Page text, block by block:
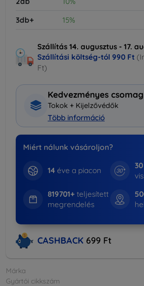
3db+
15%
Szállítás 14. augusztus - 17.
Szállítási költség-tól 990 Ft
Ft)
Kedvezményes csomag
Tokok + Kijelzővédők
Több információ
Miért nálunk vásároljon?
14éve a piacon
30
819701+teljesített
megrendelés
CASHBACK 699 Ft
Márka
Gyártói cikkszám